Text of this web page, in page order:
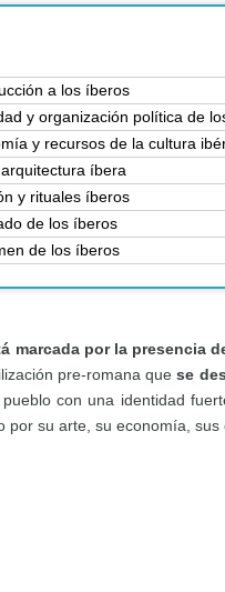
a los íberos
y organización política de
y recursos de la cultura
íbera
y rituales íberos
de los íberos
de los íberos
marcada por la
pre-romana quese
con una identidad
su arte, su economía,